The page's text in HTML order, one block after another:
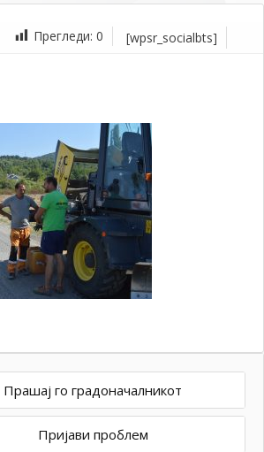
Прегледи: 0 [wpsr_socialbts]
Прашај го градоначалникот
Пријави проблем